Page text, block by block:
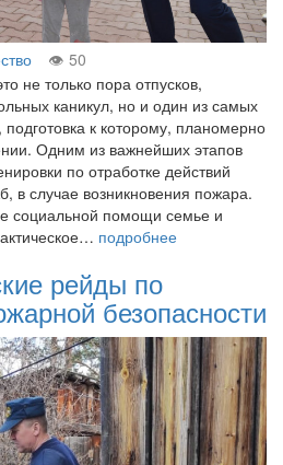
50
не только пора отпусков,
каникул, но и один из самых
к которому, планомерно
Одним из важнейших этапов
по отработке действий
в случае возникновения пожара.
социальной помощи семье и
подробнее
рейды по
безопасности